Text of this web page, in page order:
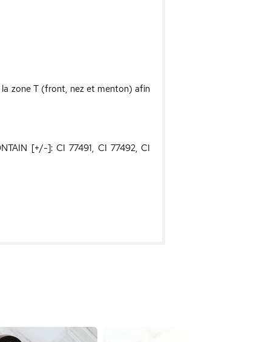
zone T (front, nez et menton) afin
[+/-]: CI 77491, CI 77492, CI